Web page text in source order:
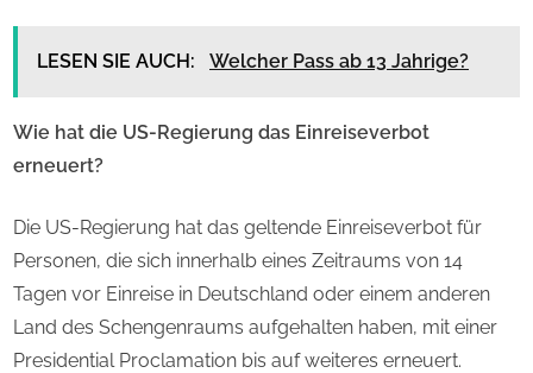
LESEN SIE AUCH: Welcher Pass ab 13 Jahrige?
Wie hat die US-Regierung das Einreiseverbot
erneuert?
Die US-Regierung hat das geltende Einreiseverbot für
Personen, die sich innerhalb eines Zeitraums von 14
Tagen vor Einreise in Deutschland oder einem anderen
Land des Schengenraums aufgehalten haben, mit einer
Presidential Proclamation bis auf weiteres erneuert.